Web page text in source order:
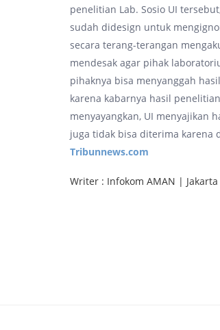
penelitian Lab. Sosio UI
sudah didesign untuk
secara terang-terangan
mendesak agar pihak
pihaknya bisa menyanggah
karena kabarnya hasil
menyayangkan, UI menyajikan
juga tidak bisa diterima karena
Tribunnews.com
Writer : Infokom AMAN | Jakarta